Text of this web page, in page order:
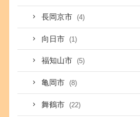
長岡京市 (4)
向日市 (1)
福知山市 (5)
亀岡市 (8)
舞鶴市 (22)